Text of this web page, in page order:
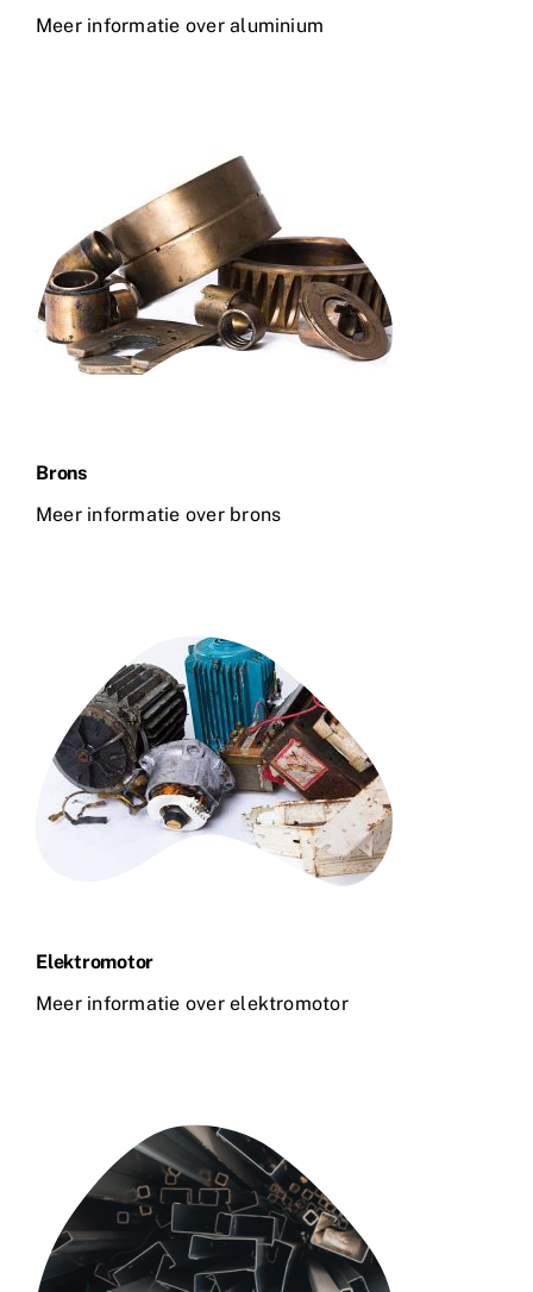
Meer informatie over aluminium
Brons
Meer informatie over brons
Elektromotor
Meer informatie over elektromotor